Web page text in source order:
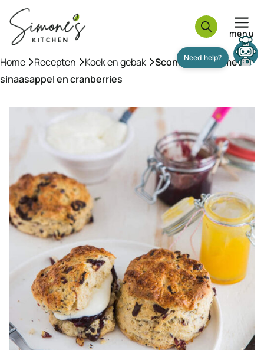
naar
inhoud
menu
Home »Recepten »Koek en gebak »Scones recept met
sinaasappel en cranberries
Need help?